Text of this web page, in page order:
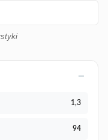
1,3
94